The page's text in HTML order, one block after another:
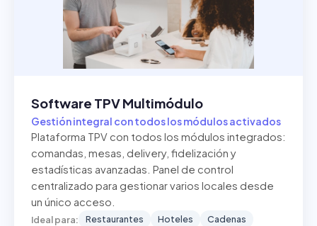
Software TPV Multimódulo
Gestión integral con todos los módulos activados
Plataforma TPV con todos los módulos integrados:
comandas, mesas, delivery, fidelización y
estadísticas avanzadas. Panel de control
centralizado para gestionar varios locales desde
un único acceso.
Ideal para: Restaurantes Hoteles
Cadenas